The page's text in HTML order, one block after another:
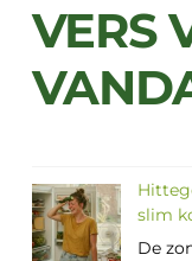
VERS
slim
De